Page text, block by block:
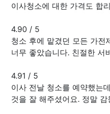
이사청소에 대한 가격도 합
4.90 / 5
청소 후에 맡겼던 모든 가전
너무 좋았습니다. 친절한 서
4.91 / 5
이사 전날 청소를 예약했는
것을 잘 해주셨어요. 정말 감